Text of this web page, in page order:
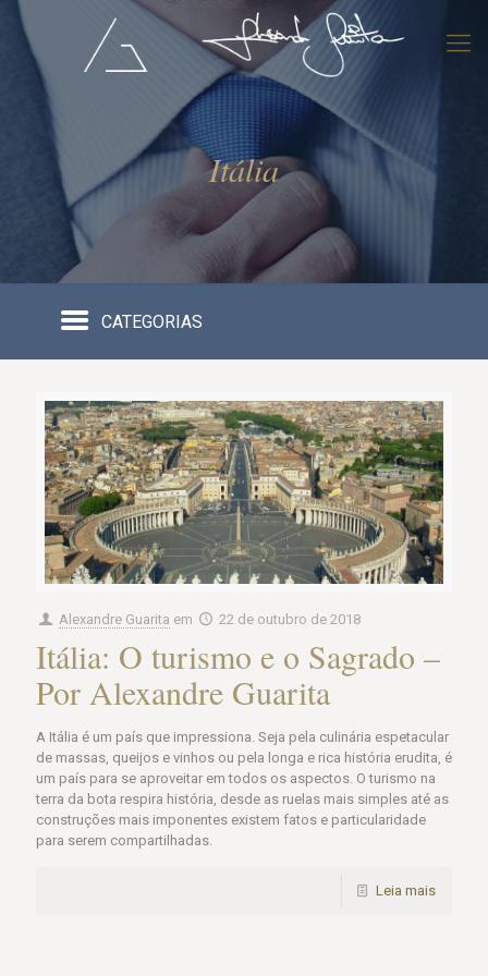
Itália
CATEGORIAS
Alexandre Guarita em 22 de outubro de 2018
Itália: O turismo e o Sagrado –
Por Alexandre Guarita
A Itália é um país que impressiona. Seja pela culinária espetacular
de massas, queijos e vinhos ou pela longa e rica história erudita, é
um país para se aproveitar em todos os aspectos. O turismo na
terra da bota respira história, desde as ruelas mais simples até as
construções mais imponentes existem fatos e particularidade
para serem compartilhadas.
Leia mais